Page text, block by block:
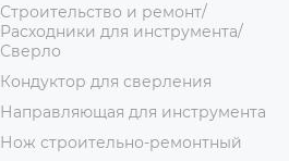
Строительство и ремонт/
Расходники для инструмента/
Сверло
Кондуктор для сверления
Направляющая для инструмента
Нож строительно-ремонтный